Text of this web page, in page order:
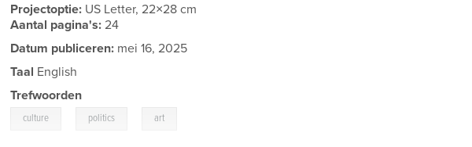
Projectoptie: US Letter, 22×28 cm
Aantal pagina's:24
Datum publiceren: mei 16, 2025
Taal English
Trefwoorden
culture politics art